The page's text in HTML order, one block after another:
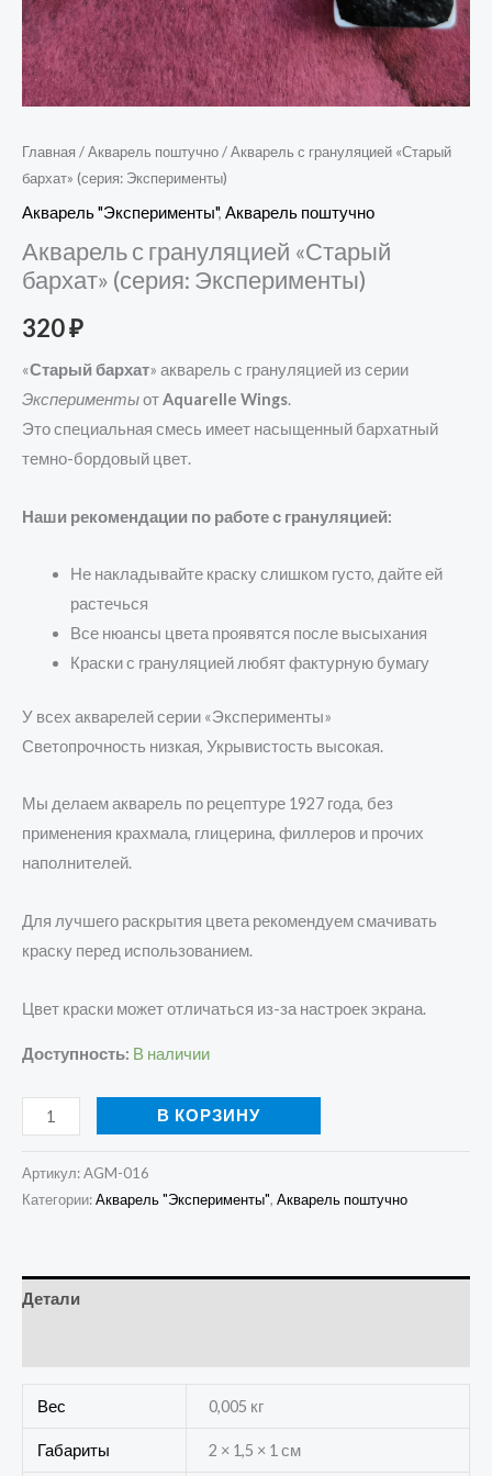
Главная /Акварель поштучно/ Акварель с грануляцией «Старый
бархат» (серия: Эксперименты)
Акварель "Эксперименты", Акварель поштучно
Акварель с грануляцией «Старый
бархат» (серия: Эксперименты)
320₽
«Старый бархат» акварель с грануляцией из серии
ЭкспериментыотAquarelle Wings.
Это специальная смесь имеет насыщенный бархатный
темно-бордовый цвет.
Наши рекомендации по работе с грануляцией:
Не накладывайте краску слишком густо, дайте ей
растечься
Все нюансы цвета проявятся после высыхания
Краски с грануляцией любят фактурную бумагу
У всех акварелей серии «Эксперименты»
Светопрочность низкая, Укрывистость высокая.
Мы делаем акварель по рецептуре 1927 года, без
применения крахмала, глицерина, филлеров и прочих
наполнителей.
Для лучшего раскрытия цвета рекомендуем смачивать
краску перед использованием.
Цвет краски может отличаться из-за настроек экрана.
Доступность: В наличии
В КОРЗИНУ
Артикул:AGM-016
Категории:Акварель "Эксперименты", Акварель поштучно
Детали
Вес 0,005 кг
Габариты 2 × 1,5 × 1 см